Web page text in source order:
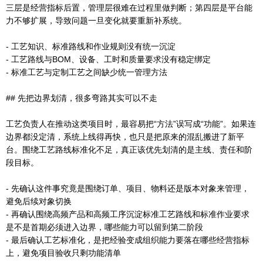
三层是经营指标后置，管理层很难在过程里做判断；第四层是平台能
力不够扩展，导致问题一旦变化就要重新补系统。
- 工艺知识、标准路线和作业规则没有统一沉淀
- 工艺路线与BOM、设备、工时和质量要求没有稳定绑定
- 标准工艺与定制工艺之间缺少统一管理方法
## 先把边界划清，很多弯路其实可以不走
工艺负责人在推动这类项目时，最容易把“方法”误写成“功能”。如果连
边界都没定清，系统上线得再快，也只是把原来的混乱搬进了新平
台。围绕工艺路线标准化不足，真正该优先划清的是主线、责任和阶
段目标。
- 先确认这件事究竟是围绕订单、项目、物料还是版本对象来管理，
避免后续对象切换
- 再确认围绕高频产品和高频工序沉淀标准工艺路线和标准作业要求
是不是首期必须进入边界，哪些能力可以留到第二阶段
- 最后确认工艺标准化，是把经验变成组织能力要落在哪些经营指标
上，避免项目验收只剩功能清单